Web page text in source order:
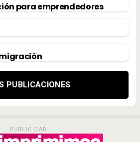
para emprendedores
PUBLICACIONES
PUBLICIDAD